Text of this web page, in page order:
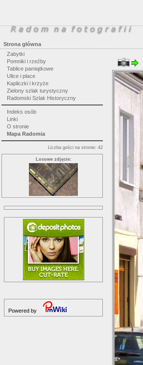
Strona główna
Zabytki
Pomniki i rzeźby
Tablice pamiątkowe
Ulice i place
Kapliczki i krzyże
Zielony szlak turystyczny
Radomski Szlak Historyczny
Indeks osób
Linki
O stronie
Mapa Radomia
Liczba gości na stronie: 42
Losowe zdjęcie:
Powered by